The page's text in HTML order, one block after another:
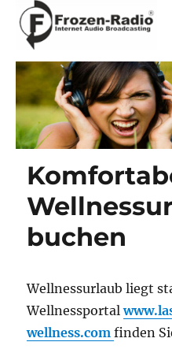
Frozen-Radio
buchen
Wellnessurlaub liegt
Wellnessportal
wellness.comfinden